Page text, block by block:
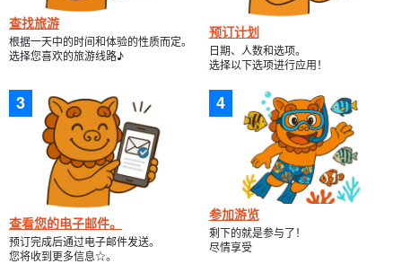
查找旅游
根据一天中的时间和体验的性质而定。
选择您喜欢的旅游线路♪
预订计划
日期、人数和选项。
选择以下选项进行应用！
查看您的电子邮件。
预订完成后通过电子邮件发送。
您将收到更多信息☆。
参加游览
剩下的就是参与了！
尽情享受